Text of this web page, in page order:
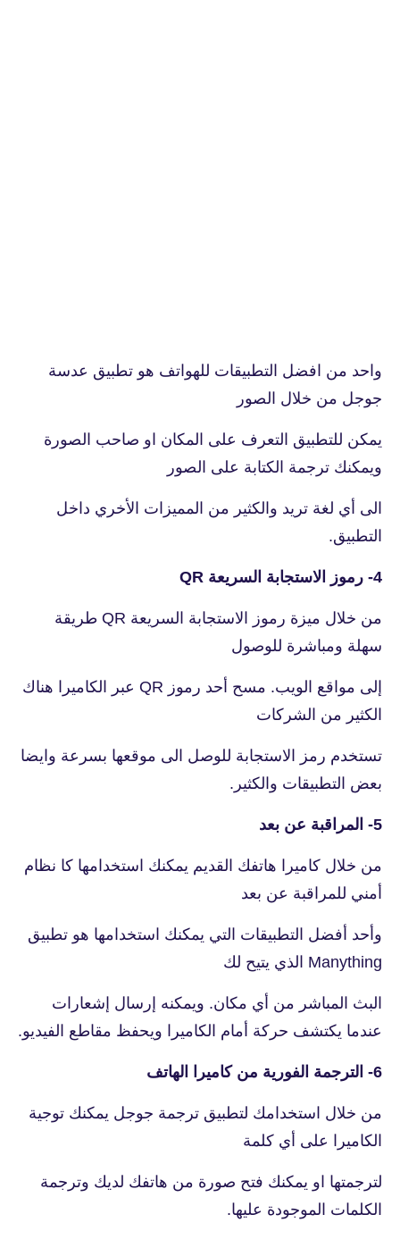
واحد من افضل التطبيقات للهواتف هو تطبيق عدسة
جوجل من خلال الصور
يمكن للتطبيق التعرف على المكان او صاحب الصورة
ويمكنك ترجمة الكتابة على الصور
الى أي لغة تريد والكثير من المميزات الأخري داخل
التطبيق.
4- رموز الاستجابة السريعة QR
من خلال ميزة رموز الاستجابة السريعة QR طريقة
سهلة ومباشرة للوصول
إلى مواقع الويب. مسح أحد رموز QR عبر الكاميرا هناك
الكثير من الشركات
تستخدم رمز الاستجابة للوصل الى موقعها بسرعة وايضا
بعض التطبيقات والكثير.
5- المراقبة عن بعد
من خلال كاميرا هاتفك القديم يمكنك استخدامها كا نظام
أمني للمراقبة عن بعد
وأحد أفضل التطبيقات التي يمكنك استخدامها هو تطبيق
Manything الذي يتيح لك
البث المباشر من أي مكان. ويمكنه إرسال إشعارات
عندما يكتشف حركة أمام الكاميرا ويحفظ مقاطع الفيديو.
6- الترجمة الفورية من كاميرا الهاتف
من خلال استخدامك لتطبيق ترجمة جوجل يمكنك توجية
الكاميرا على أي كلمة
لترجمتها او يمكنك فتح صورة من هاتفك لديك وترجمة
الكلمات الموجودة عليها.